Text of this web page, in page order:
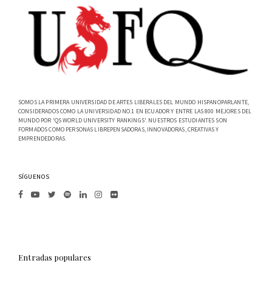
SOMOS LA PRIMERA UNIVERSIDAD DE ARTES LIBERALES DEL MUNDO HISPANOPARLANTE,
CONSIDERADOS COMO LA UNIVERSIDAD NO.1 EN ECUADOR Y ENTRE LAS 800 MEJORES DEL
MUNDO POR 'QS WORLD UNIVERSITY RANKINGS'. NUESTROS ESTUDIANTES SON
FORMADOS COMO PERSONAS LIBREPENSADORAS, INNOVADORAS, CREATIVAS Y
EMPRENDEDORAS.
SÍGUENOS
Entradas populares